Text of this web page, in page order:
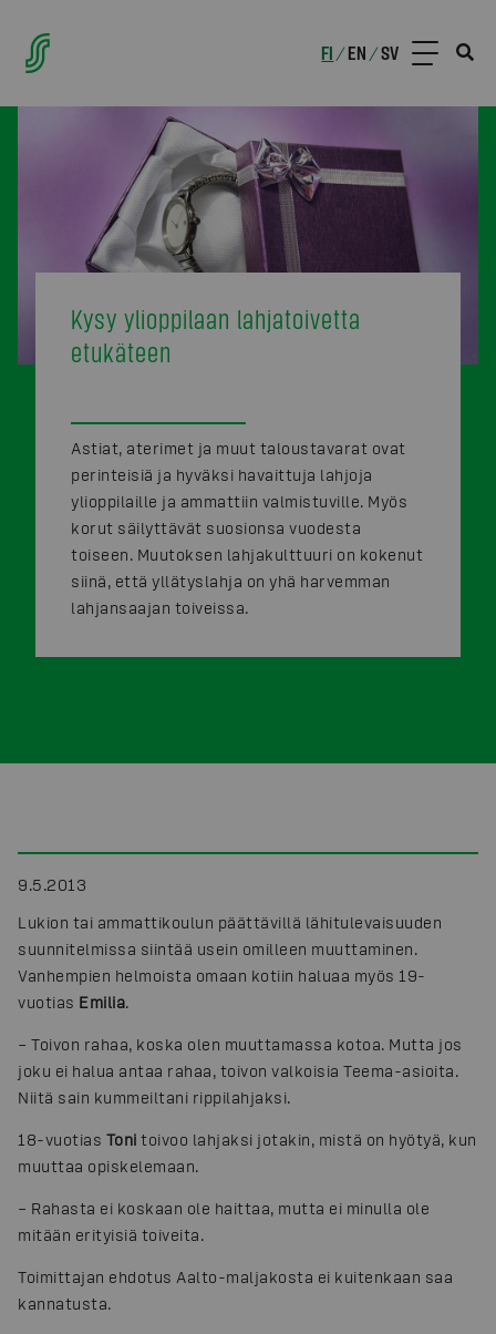
FI /EN /SV
Kysy ylioppilaan lahjatoivetta
etukäteen
Astiat, aterimet ja muut taloustavarat ovat
perinteisiä ja hyväksi havaittuja lahjoja
ylioppilaille ja ammattiin valmistuville. Myös
korut säilyttävät suosionsa vuodesta
toiseen. Muutoksen lahjakulttuuri on kokenut
siinä, että yllätyslahja on yhä harvemman
lahjansaajan toiveissa.
9.5.2013
Lukion tai ammattikoulun päättävillä lähitulevaisuuden
suunnitelmissa siintää usein omilleen muuttaminen.
Vanhempien helmoista omaan kotiin haluaa myös 19-
vuotias Emilia.
– Toivon rahaa, koska olen muuttamassa kotoa. Mutta jos
joku ei halua antaa rahaa, toivon valkoisia Teema-asioita.
Niitä sain kummeiltani rippilahjaksi.
18-vuotias Toni toivoo lahjaksi jotakin, mistä on hyötyä, kun
muuttaa opiskelemaan.
– Rahasta ei koskaan ole haittaa, mutta ei minulla ole
mitään erityisiä toiveita.
Toimittajan ehdotus Aalto-maljakosta ei kuitenkaan saa
kannatusta.